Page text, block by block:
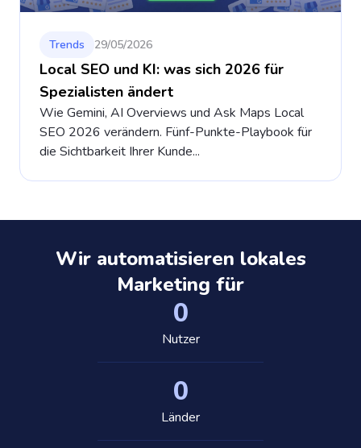
Trends 29/05/2026
Local SEO und KI: was sich 2026 für
Spezialisten ändert
Wie Gemini, AI Overviews und Ask Maps Local
SEO 2026 verändern. Fünf-Punkte-Playbook für
die Sichtbarkeit Ihrer Kunde...
Wir automatisieren lokales
Marketing für
0
Nutzer
0
Länder